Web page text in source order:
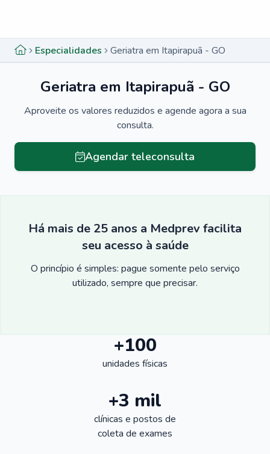
Especialidades Geriatra em Itapirapuã - GO
Geriatra em Itapirapuã - GO
Aproveite os valores reduzidos e agende agora a sua
consulta.
Agendar teleconsulta
Há mais de 25 anos a Medprev facilita
seu acesso à saúde
O princípio é simples: pague somente pelo serviço
utilizado, sempre que precisar.
+100
unidades físicas
+3 mil
clínicas e postos de
coleta de exames